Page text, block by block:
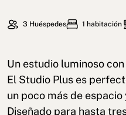
3 Huéspedes 1 habitación
Un estudio luminoso
El Studio Plus es
un poco más de
Diseñado para hasta